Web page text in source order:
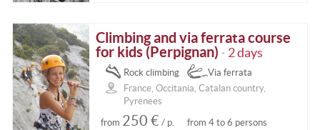
Climbing and via ferrata course
for kids (Perpignan)
• 2 days
Rock climbing
Via ferrata
France, Occitania, Catalan country,
Pyrenees
from 250 € / p. from 4 to 6 persons